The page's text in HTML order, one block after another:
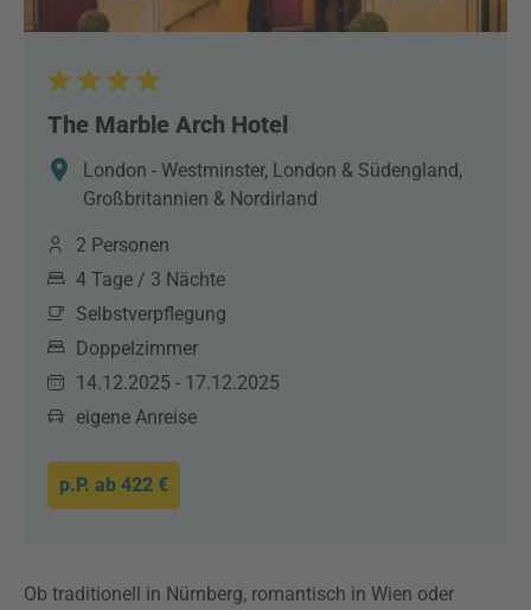
The Marble Arch Hotel
London - Westminster, London & Südengland,
Großbritannien & Nordirland
2 Personen
4 Tage / 3 Nächte
Selbstverpflegung
Doppelzimmer
14.12.2025 - 17.12.2025
eigene Anreise
p.P. ab 422 €
Ob traditionell in Nürnberg, romantisch in Wien oder